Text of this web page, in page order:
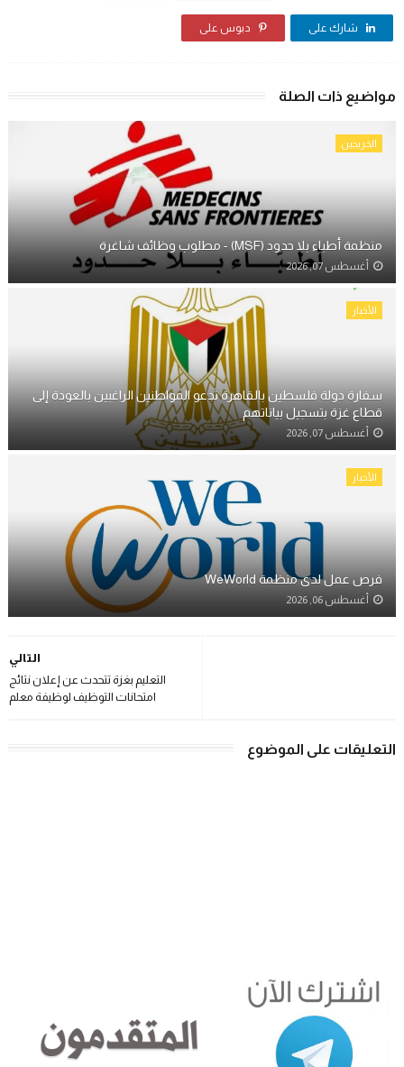
شارك على دبوس على
مواضيع ذات الصلة
الخريجين
منظمة أطباء بلا حدود (MSF) - مطلوب وظائف شاغرة
أغسطس 07, 2026
الأخبار
سفارة دولة فلسطين بالقاهرة تدعو المواطنين الراغبين بالعودة إلى
قطاع غزة بتسجيل بياناتهم
أغسطس 07, 2026
الأخبار
فرص عمل لدى منظمة WeWorld
أغسطس 06, 2026
التالي
التعليم بغزة تتحدث عن إعلان نتائج
امتحانات التوظيف لوظيفة معلم
التعليقات على الموضوع